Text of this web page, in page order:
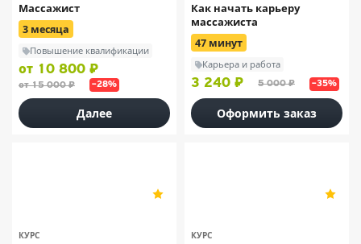
Массажист
3 месяца
Повышение квалификации
от 10 800 ₽
от 15 000 ₽ –28%
Далее
Как начать карьеру
массажиста
47 минут
Карьера и работа
3 240 ₽ 5 000 ₽ –35%
Оформить заказ
КУРС КУРС